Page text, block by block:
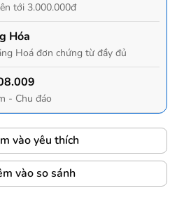
tới 3.000.000đ
Hóa
Hoá đơn chứng từ đầy đủ
- Chu đáo
vào yêu thích
vào so sánh